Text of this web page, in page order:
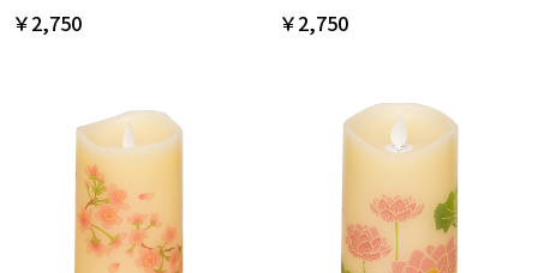
￥2,750 ￥2,750